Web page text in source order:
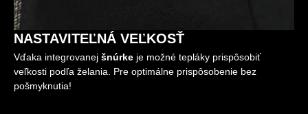
NASTAVITEĽNÁ VEĽKOSŤ
Vďaka integrovanej šnúrke je možné tepláky prispôsobiť
veľkosti podľa želania. Pre optimálne prispôsobenie bez
pošmyknutia!